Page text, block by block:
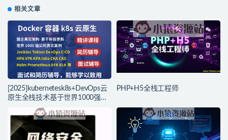
相关文章
[2025]kubernetesk8s+DevOps云
原生全栈技术基于世界1000强实
PHP+H5全栈工程师